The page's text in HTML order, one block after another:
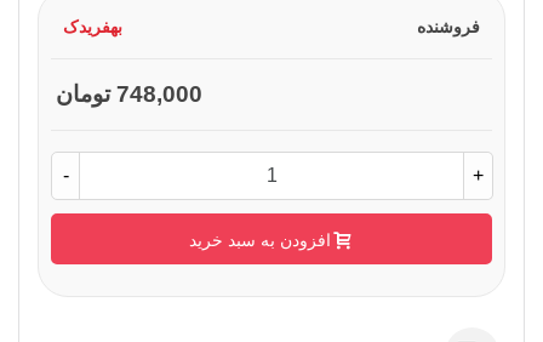
فروشنده بهفریدک
748,000 تومان
- +
افزودن به سبد خرید